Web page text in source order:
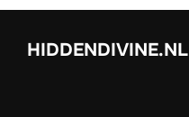
HIDDENDIVINE.NL